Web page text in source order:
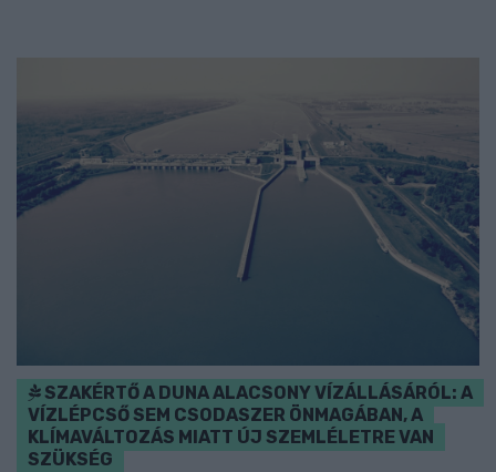
SZAKÉRTŐ A DUNA ALACSONY VÍZÁLLÁSÁRÓL: A
VÍZLÉPCSŐ SEM CSODASZER ÖNMAGÁBAN, A
KLÍMAVÁLTOZÁS MIATT ÚJ SZEMLÉLETRE VAN
SZÜKSÉG